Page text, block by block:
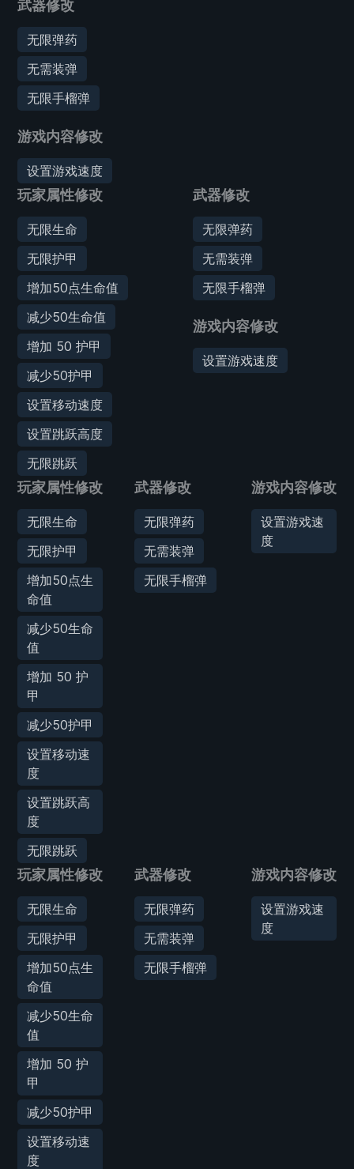
武器修改
无限弹药
无需装弹
无限手榴弹
游戏内容修改
设置游戏速度
玩家属性修改
无限生命
无限护甲
增加50点生命值
减少50生命值
增加 50 护甲
减少50护甲
设置移动速度
设置跳跃高度
无限跳跃
武器修改
无限弹药
无需装弹
无限手榴弹
游戏内容修改
设置游戏速度
玩家属性修改
无限生命
无限护甲
增加50点生
命值
减少50生命
值
增加 50 护
甲
减少50护甲
设置移动速
度
设置跳跃高
度
无限跳跃
武器修改
无限弹药
无需装弹
无限手榴弹
游戏内容修改
设置游戏速
度
玩家属性修改
无限生命
无限护甲
增加50点生
命值
减少50生命
值
增加 50 护
甲
减少50护甲
设置移动速
度
武器修改
无限弹药
无需装弹
无限手榴弹
游戏内容修改
设置游戏速
度